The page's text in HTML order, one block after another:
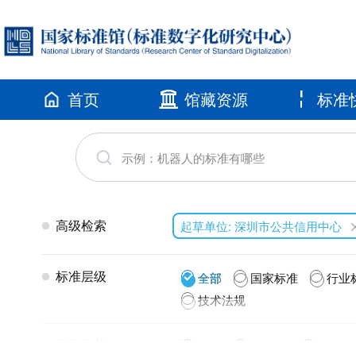
首页 馆藏资源 标准
高级检索 起草单位: 深圳市公共信用中心
标准层级 全部 国家标准
行业
技术法规
发布年代